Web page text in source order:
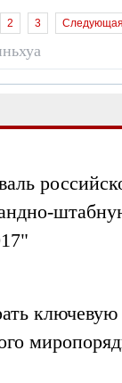
2 3
ключевую